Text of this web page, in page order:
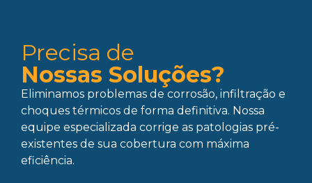
Precisa de
Nossas Soluções?
Eliminamos problemas de corrosão, infiltração e
choques térmicos de forma definitiva. Nossa
equipe especializada corrige as patologias pré-
existentes de sua cobertura com máxima
eficiência.